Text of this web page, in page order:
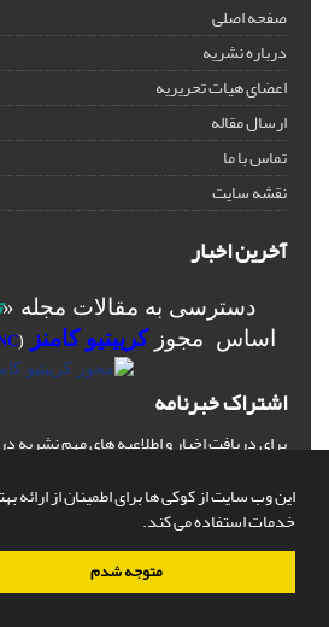
این وب سایت از کوکی ها برای اطمینان از ارائه
خدمات استفاده می کند.
متوجه شدم
صفحه اصلی
درباره نشریه
اعضای هیات تحریریه
ارسال مقاله
تماس با ما
نقشه سایت
آخرین اخبار
دسترسی به مقالات مجله «
اساس مجوزکرییتیو کامنز (
اشتراک خبرنامه
برای دریافت اخبار و اطلاعیه های مهم